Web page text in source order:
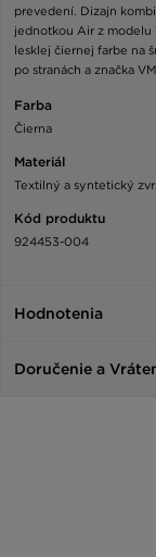
prevedení. Dizajn
jednotkou Air z modelu
lesklej čiernej farbe na
po stranách a značka
Farba
Čierna
Materiál
Textilný a syntetický
Kód produktu
924453-004
Hodnotenia
Doručenie a